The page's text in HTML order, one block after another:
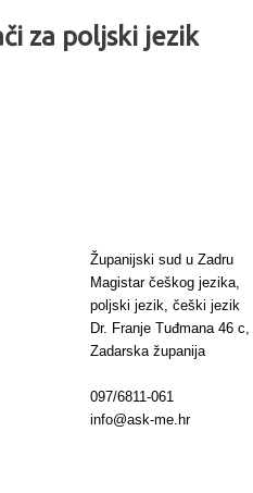
za poljski jezik
Županijski sud u Zadru
Magistar češkog jezika,
poljski jezik, češki jezik
Dr. Franje Tuđmana 46
Zadarska županija
097/6811-061
info@ask-me.hr